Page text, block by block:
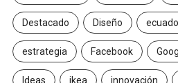
Destacado Diseño
estrategia Facebook
Ideas ikea innovación